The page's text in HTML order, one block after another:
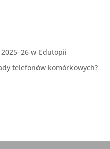
w Edutopii
telefonów komórkowych?